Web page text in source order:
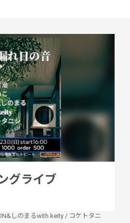
グライブ
しのまるwith keity / コケトタニ